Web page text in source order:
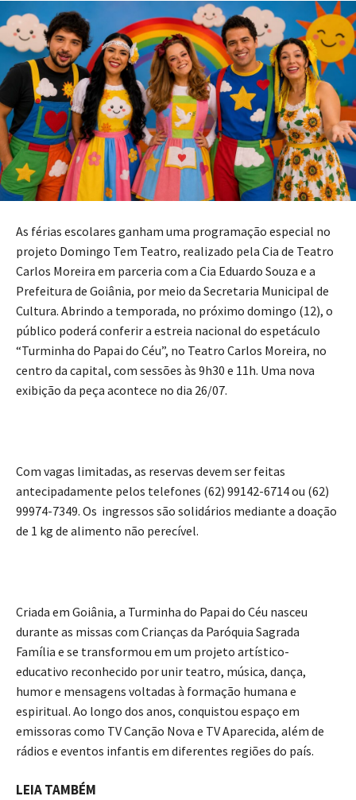
As férias escolares ganham uma programação especial no
projeto Domingo Tem Teatro, realizado pela Cia de Teatro
Carlos Moreira em parceria com a Cia Eduardo Souza e a
Prefeitura de Goiânia, por meio da Secretaria Municipal de
Cultura. Abrindo a temporada, no próximo domingo (12), o
público poderá conferir a estreia nacional do espetáculo
“Turminha do Papai do Céu”, no Teatro Carlos Moreira, no
centro da capital, com sessões às 9h30 e 11h. Uma nova
exibição da peça acontece no dia 26/07.
Com vagas limitadas, as reservas devem ser feitas
antecipadamente pelos telefones (62) 99142-6714 ou (62)
99974-7349. Os ingressos são solidários mediante a doação
de 1 kg de alimento não perecível.
Criada em Goiânia, a Turminha do Papai do Céu nasceu
durante as missas com Crianças da Paróquia Sagrada
Família e se transformou em um projeto artístico-
educativo reconhecido por unir teatro, música, dança,
humor e mensagens voltadas à formação humana e
espiritual. Ao longo dos anos, conquistou espaço em
emissoras como TV Canção Nova e TV Aparecida, além de
rádios e eventos infantis em diferentes regiões do país.
LEIA TAMBÉM